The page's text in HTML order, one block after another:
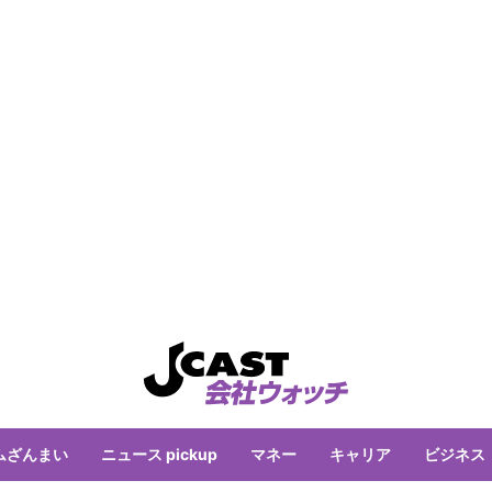
ざんまい ニュース pickup マネー キャリア ビジネス